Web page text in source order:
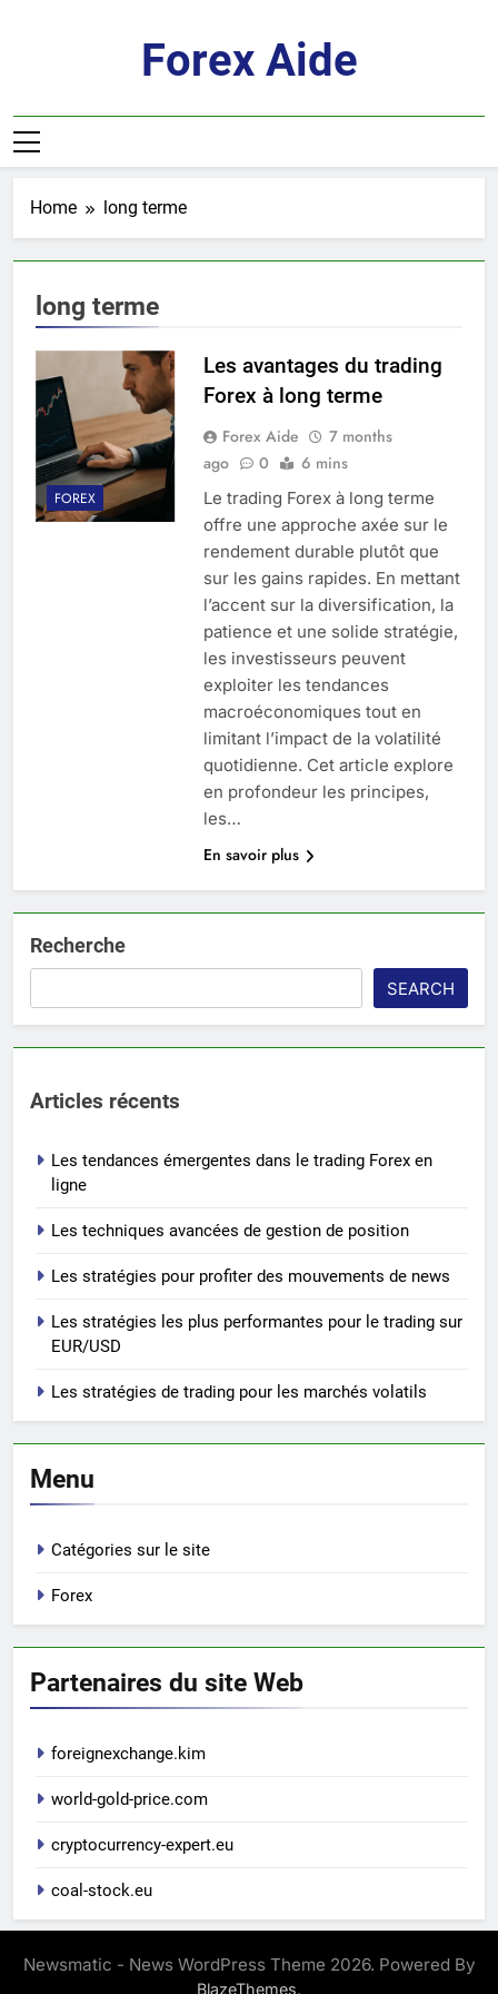
Forex Aide
Home long terme
long terme
FOREX
Les avantages du trading
Forex à long terme
Forex Aide
7 months
ago
0 6 mins
Le trading Forex à long terme
offre une approche axée sur le
rendement durable plutôt que
sur les gains rapides. En mettant
l’accent sur la diversification, la
patience et une solide stratégie,
les investisseurs peuvent
exploiter les tendances
macroéconomiques tout en
limitant l’impact de la volatilité
quotidienne. Cet article explore
en profondeur les principes,
les…
En savoir plus
Recherche
SEARCH
Articles récents
Les tendances émergentes dans le trading Forex en
ligne
Les techniques avancées de gestion de position
Les stratégies pour profiter des mouvements de news
Les stratégies les plus performantes pour le trading sur
EUR/USD
Les stratégies de trading pour les marchés volatils
Menu
Catégories sur le site
Forex
Partenaires du site Web
foreignexchange.kim
world-gold-price.com
cryptocurrency-expert.eu
coal-stock.eu
Newsmatic - News WordPress Theme 2026. Powered By
BlazeThemes.